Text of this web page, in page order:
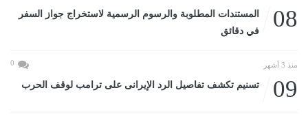
08
المستندات المطلوبة والرسوم الرسمية لاستخراج جواز السفر
في دقائق
منذ 3 أشهر 0
09 تسنيم تكشف تفاصيل الرد الإيرانى على ترامب لوقف الحرب